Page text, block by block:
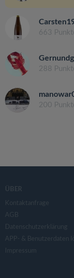
663
288
200
ÜBER
Kontaktanfrage
AGB
Datenschutzerklärung
APP- & Benutzerdaten
Impressum